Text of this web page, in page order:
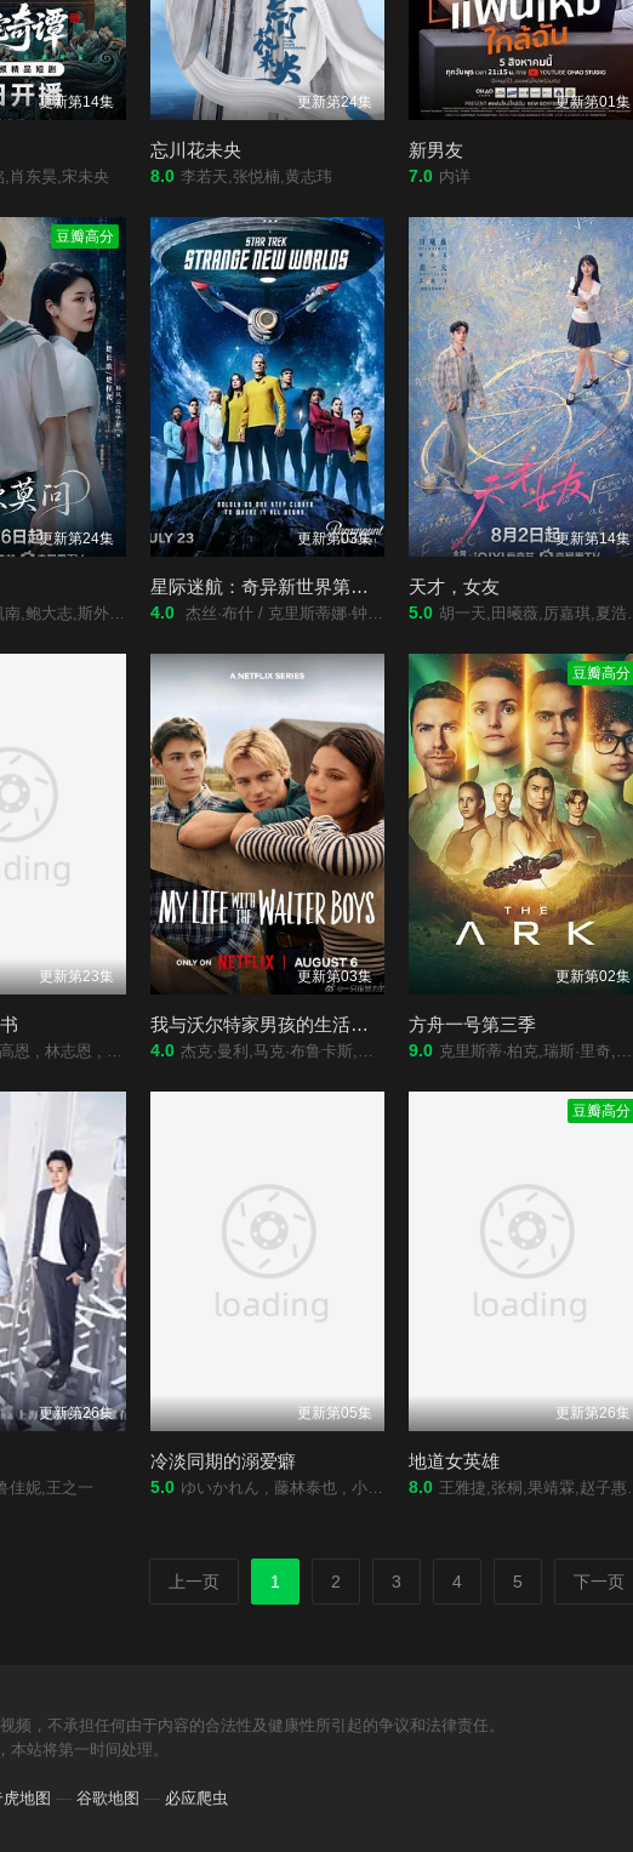
更新第14集
,肖东昊,宋未央
更新第24集
忘川花未央
8.0 李若天,张悦楠,黄志玮
更新第01集
新男友
7.0 内详
豆瓣高分
更新第24集
正杰,李会长,杨子菲,孟西,王坤炎,刘美辰
更新第03集
星际迷航：奇异新世界第四季
4.0 杰丝·布什 / 克里斯蒂娜·钟 / 西莉亚·罗丝·古丁 / 阿德里安·霍姆斯 / 克里斯汀·霍恩 / 丹·让诺特 / 卡罗尔·凯恩 / 亚历克丝·卡普 / 安松·蒙特 / Chris Myers / 梅利莎·纳维亚 / 比安卡·努加拉 / 基利安·奥沙利文 / 巴布斯·奥卢桑莫昆 / 帕顿·奥斯瓦尔特
更新第14集
天才，女友
5.0 胡一天,田曦薇,厉嘉琪,夏浩然,邬家楷,赖伟明,李佑川,安沺,孙梦秋
更新第23集
伊言 , 朴率拉 , 徐道永 , 全胜彬
更新第03集
我与沃尔特家男孩的生活第三季
4.0 杰克·曼利,马克·布鲁卡斯,保罗·麦克吉莱恩,艾琳·卡普拉克,柯瑞·福格尔玛尼斯,艾萨克·阿雷兰尼斯,妮基·罗德里格斯,诺亚·拉朗德,阿什比·金特里,约翰尼·林克,迈尔斯·佩雷斯,米娅·洛韦,Sally·Cacic,Lennix·James,Naveen·Paddock
豆瓣高分
更新第02集
方舟一号第三季
9.0 克里斯蒂·柏克,瑞斯·里奇,理查德·弗利施曼,瑞安·亚当斯,帕夫莱·耶里尼奇,沙利妮·佩里斯,蒂安娜·乌普切娃,戴安娜·贝穆德斯,贾德兰·马尔科维奇,克里斯蒂娜·沃尔夫,塔玛拉·拉多瓦诺维奇
更新第26集
佳妮,王之一
更新第05集
冷淡同期的溺爱癖
5.0 ゆいかれん , 藤林泰也 , 小栗有以 , 京典和玖 , 半田周平
豆瓣高分
更新第26集
地道女英雄
8.0 王雅捷,张桐,果靖霖,赵子惠,杨子骅,瑛子
上一页 1 2 3 4 5 下一页
，不承担任何由于内容的合法性及健康性所引起的争议和法律责任。
站将第一时间处理。
虎地图 — 谷歌地图 — 必应爬虫